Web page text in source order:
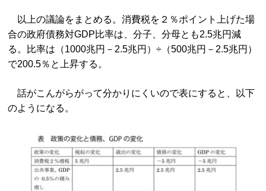
以上の議論をまとめる。消費税を２％ポイント上げた場
合の政府債務対GDP比率は、分子、分母とも2.5兆円減
る。比率は（1000兆円－2.5兆円）÷（500兆円－2.5兆円）
で200.5％と上昇する。
話がこんがらがって分かりにくいので表にすると、以下
のようになる。